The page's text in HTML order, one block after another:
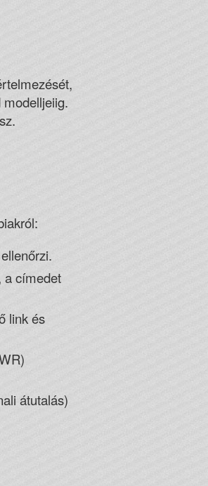
into the Internet Gambling
a címedet
link és
átutalás)